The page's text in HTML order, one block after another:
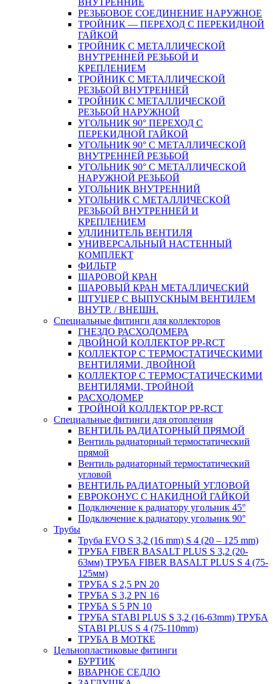
РЕЗЬБОВОЕ СОЕДИНЕНИЕ НАРУЖНОЕ
ТРОЙНИК — ПЕРЕХОД С ПЕРЕКИДНОЙ
ГАЙКОЙ
ТРОЙНИК С МЕТАЛЛИЧЕСКОЙ
ВНУТРЕННЕЙ РЕЗЬБОЙ И
КРЕПЛЕНИЕМ
ТРОЙНИК С МЕТАЛЛИЧЕСКОЙ
РЕЗЬБОЙ ВНУТРЕННЕЙ
ТРОЙНИК С МЕТАЛЛИЧЕСКОЙ
РЕЗЬБОЙ НАРУЖНОЙ
УГОЛЬНИК 90° ПЕРЕХОД С
ПЕРЕКИДНОЙ ГАЙКОЙ
УГОЛЬНИК 90° С МЕТАЛЛИЧЕСКОЙ
ВНУТРЕННEЙ РЕЗЬБОЙ
УГОЛЬНИК 90° С МЕТАЛЛИЧЕСКОЙ
НАРУЖНОЙ РЕЗЬБОЙ
УГОЛЬНИК ВНУТРЕННИЙ
УГОЛЬНИК С МЕТАЛЛИЧЕСКОЙ
РЕЗЬБОЙ ВНУТРЕННЕЙ И
КРЕПЛЕНИЕМ
УДЛИНИТЕЛЬ ВЕНТИЛЯ
УНИВЕРСАЛЬНЫЙ НАСТЕННЫЙ
КОМПЛЕКТ
ФИЛЬТР
ШАРОВОЙ КРАН
ШАРОВЫЙ КРАН МЕТАЛЛИЧЕСКИЙ
ШТУЦЕР С ВЫПУСКНЫМ ВЕНТИЛЕМ
ВНУТР. / ВНЕШН.
Специальные фитинги для коллекторов
ГНЕЗДО РАСХОДОМЕРА
ДВОЙНОЙ КОЛЛЕКТОР PP-RCT
КОЛЛЕКТОР С ТЕРМОСТАТИЧЕСКИМИ
ВЕНТИЛЯМИ, ДВОЙНОЙ
КОЛЛЕКТОР С ТЕРМОСТАТИЧЕСКИМИ
ВЕНТИЛЯМИ, ТРОЙНОЙ
РАСХОДОМЕР
ТРОЙНОЙ КОЛЛЕКТОР PP-RCT
Специальные фитинги для отопления
ВЕНТИЛЬ РАДИАТОРНЫЙ ПРЯМОЙ
Вентиль радиаторный термостатический
прямой
Вентиль радиаторный термостатический
угловой
ВЕНТИЛЬ РАДИАТОРНЫЙ УГЛОВОЙ
ЕВРОКОНУС С НАКИДНОЙ ГАЙКОЙ
Подключение к радиатору угольник 45°
Подключение к радиатору угольник 90°
Трубы
Труба EVO S 3,2 (16 mm) S 4 (20 – 125 mm)
ТРУБА FIBER BASALT PLUS S 3,2 (20-
63мм) ТРУБА FIBER BASALT PLUS S 4 (75-
125мм)
ТРУБА S 2,5 PN 20
ТРУБА S 3,2 PN 16
ТРУБА S 5 PN 10
ТРУБА STABI PLUS S 3,2 (16-63mm) ТРУБА
STABI PLUS S 4 (75-110mm)
ТРУБА В МОТКЕ
Цельнопластиковые фитинги
БУРТИК
ВВАРНОЕ СЕДЛО